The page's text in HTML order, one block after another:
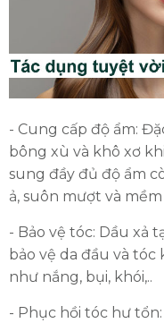
- Cung cấp độ ẩm:
bông xù và khô xơ
sung đầy đủ độ ẩm
ả, suôn mượt và
- Bảo vệ tóc: Dầu xả
bảo vệ da đầu và
như nắng, bụi, khói,..
- Phục hồi tóc hư